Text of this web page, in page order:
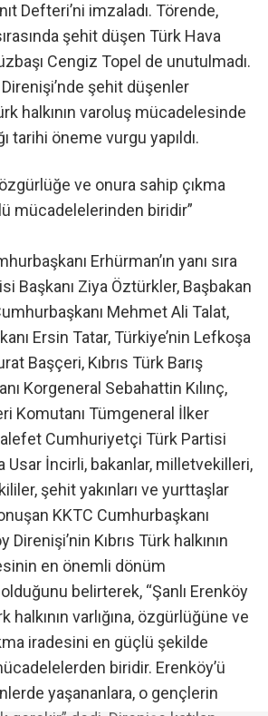
Defteri’ni imzaladı. Törende,
şehit düşen Türk Hava
Cengiz Topel de unutulmadı.
şehit düşenler
halkının varoluş mücadelesinde
tarihi öneme vurgu yapıldı.
özgürlüğe ve onura sahip çıkma
mücadelelerinden biridir”
Erhürman’ın yanı sıra
Başkanı Ziya Öztürkler, Başbakan
Mehmet Ali Talat,
Ersin Tatar, Türkiye’nin Lefkoşa
Başçeri, Kıbrıs Türk Barış
Korgeneral Sebahattin Kılınç,
Komutanı Tümgeneral İlker
Cumhuriyetçi Türk Partisi
Usar İncirli, bakanlar, milletvekilleri,
şehit yakınları ve yurttaşlar
KKTC Cumhurbaşkanı
Kıbrıs Türk halkının
en önemli dönüm
belirterek, “Şanlı Erenköy
halkının varlığına, özgürlüğüne ve
iradesini en güçlü şekilde
biridir. Erenköy’ü
yaşananlara, o gençlerin